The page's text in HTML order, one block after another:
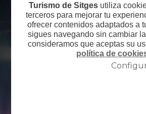
Turismo de Sitges utiliza
terceros para mejorar tu
ofrecer contenidos adaptados a
sigues navegando sin cambiar
consideramos que aceptas su
política de